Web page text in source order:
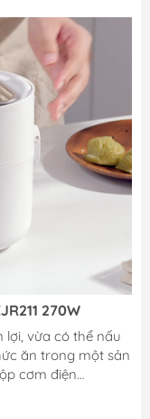
270W
lợi, vừa có thể nấu
ăn trong một sản
cơm điện